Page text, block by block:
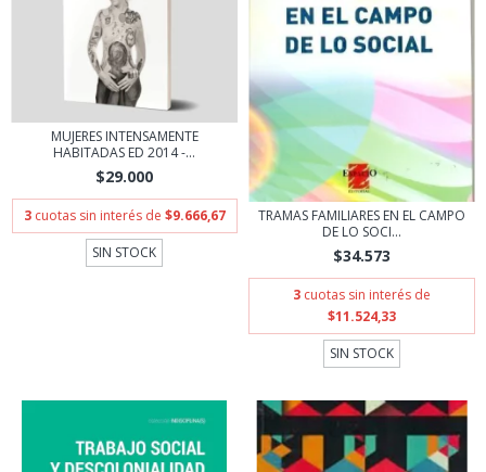
MUJERES INTENSAMENTE
HABITADAS ED 2014 -...
$29.000
3 cuotas sin interés de $9.666,67
SIN STOCK
TRAMAS FAMILIARES EN EL CAMPO
DE LO SOCI...
$34.573
3 cuotas sin interés de
$11.524,33
SIN STOCK